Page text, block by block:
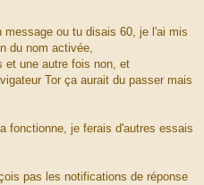
ou tu disais 60, je l'ai mis
du nom activée,
et une autre fois non, et
Tor ça aurait du passer mais
fonctionne, je ferais d'autres essais
pas les notifications de réponse